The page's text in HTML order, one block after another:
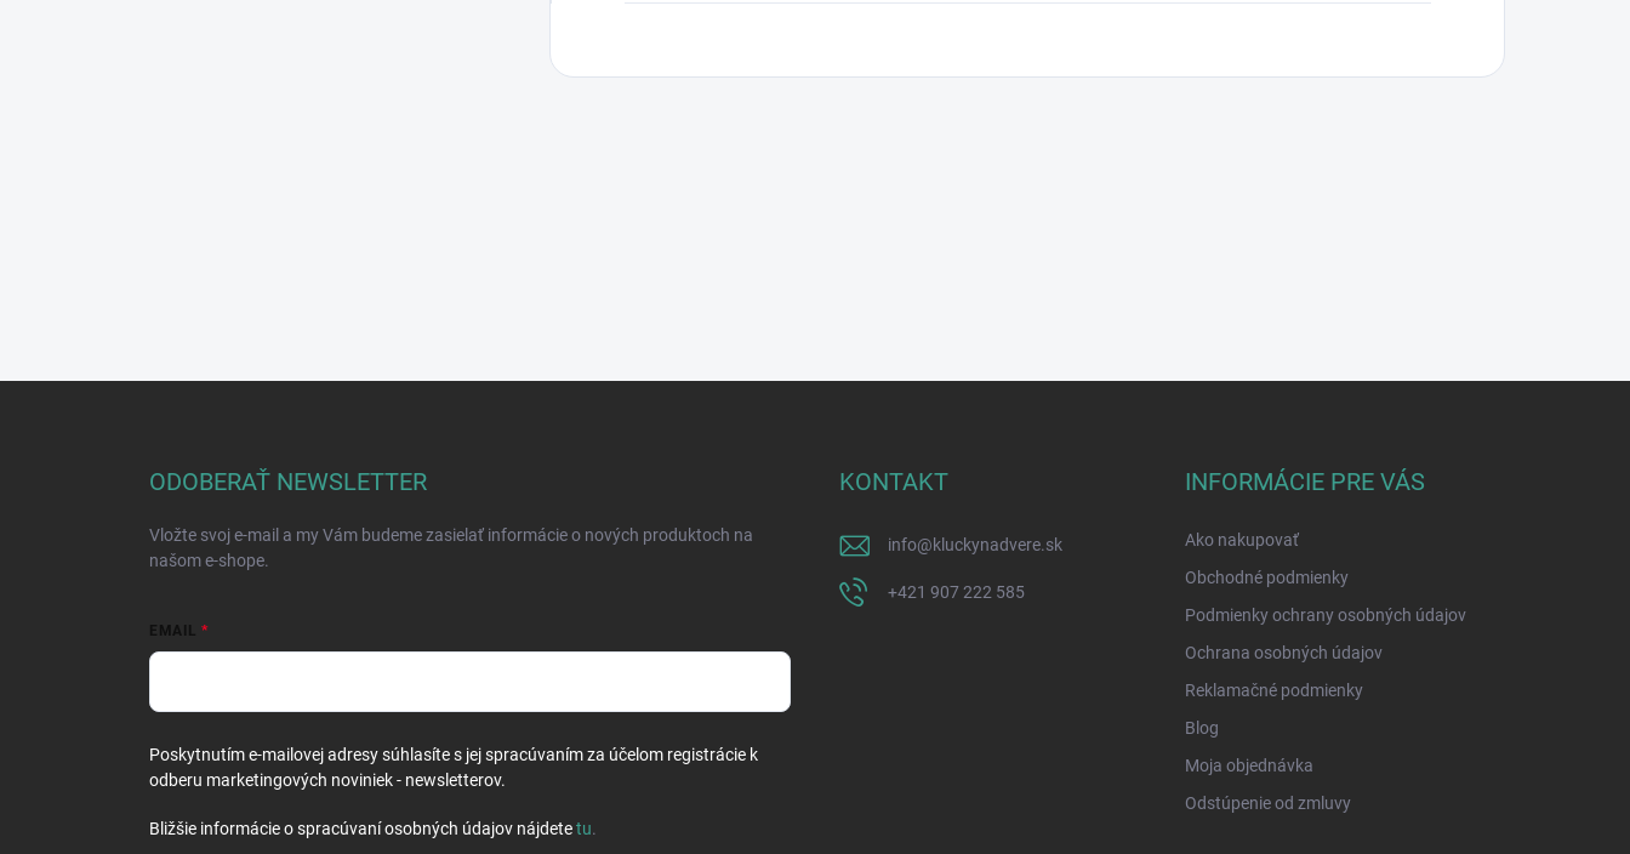
ODOBERAŤ NEWSLETTER
Vložte svoj e-mail a my Vám budeme zasielať informácie o nových produktoch na
našom e-shope.
EMAIL
Poskytnutím e-mailovej adresy súhlasíte s jej spracúvaním za účelom registrácie k
odberu marketingových noviniek - newsletterov.
Bližšie informácie o spracúvaní osobných údajov nájdetetu.
KONTAKT
info@kluckynadvere.sk
+421 907 222 585
INFORMÁCIE PRE VÁS
Ako nakupovať
Obchodné podmienky
Podmienky ochrany osobných údajov
Ochrana osobných údajov
Reklamačné podmienky
Blog
Moja objednávka
Odstúpenie od zmluvy